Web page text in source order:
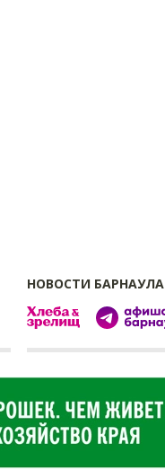
НОВОСТИ БАРНАУЛА